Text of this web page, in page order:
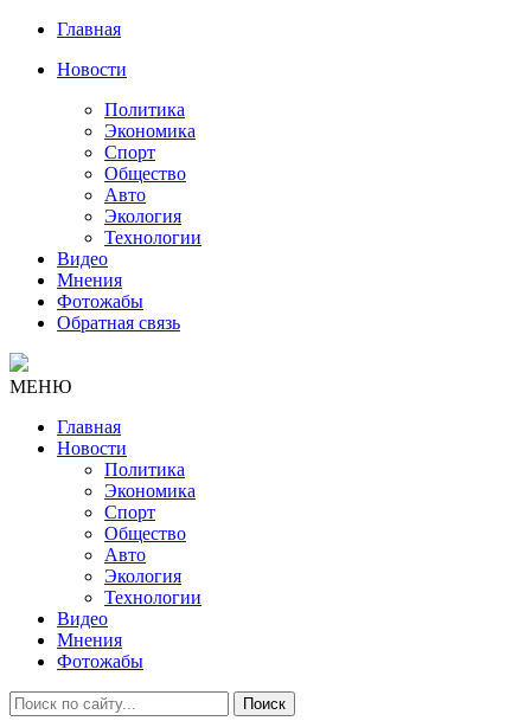
Главная
Новости
Политика
Экономика
Спорт
Общество
Авто
Экология
Технологии
Видео
Мнения
Фотожабы
Обратная связь
МЕНЮ
Главная
Новости
Политика
Экономика
Спорт
Общество
Авто
Экология
Технологии
Видео
Мнения
Фотожабы
Поиск